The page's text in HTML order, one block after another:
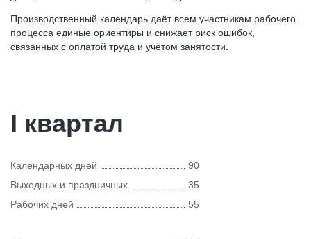
Производственный календарь даёт всем участникам рабочего
процесса единые ориентиры и снижает риск ошибок,
связанных с оплатой труда и учётом занятости.
I квартал
Календарных дней
90
Выходных и праздничных
35
Рабочих дней
55